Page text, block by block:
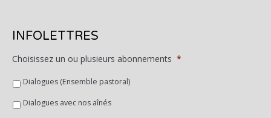
INFOLETTRES
Choisissez un ou plusieurs abonnements *
Dialogues (Ensemble pastoral)
Dialogues avec nos aînés